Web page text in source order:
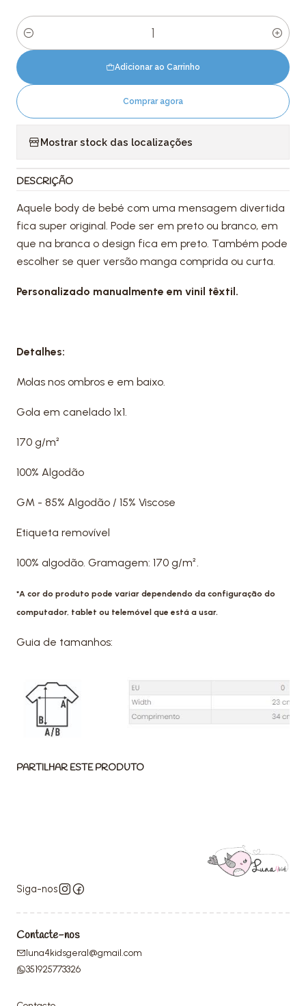
Quantidade
Adicionar ao Carrinho
Comprar agora
Mostrar stock das localizações
DESCRIÇÃO
Aquele body de bebé com uma mensagem divertida
fica super original. Pode ser em preto ou branco, em
que na branca o design fica em preto. Também pode
escolher se quer versão manga comprida ou curta.
Personalizado manualmente em vinil têxtil.
Detalhes:
Molas nos ombros e em baixo.
Gola em canelado 1x1.
170 g/m²
100% Algodão
GM - 85% Algodão / 15% Viscose
Etiqueta removível
100% algodão. Gramagem: 170 g/m².
*A cor do produto pode variar dependendo da configuração do
computador, tablet ou telemóvel que está a usar.
Guia de tamanhos:
PARTILHAR ESTE PRODUTO
Siga-nos
Contacte-nos
luna4kidsgeral@gmail.com
351925773326